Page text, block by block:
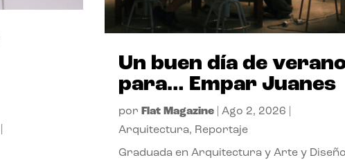
Un buen día de
para… Empar Juanes
por Flat Magazine| Ago 2, 2026
Arquitectura, Reportaje
Graduada en Arquitectura y Arte y